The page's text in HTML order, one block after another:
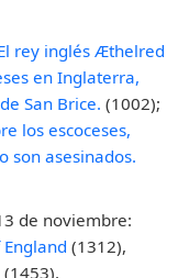
rey inglés Æthelred
en Inglaterra,
San Brice. (1002);
los escoceses,
son asesinados.
de noviembre:
(1312),
(1453).